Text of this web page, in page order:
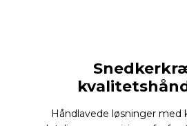
Håndlavede løsninger med